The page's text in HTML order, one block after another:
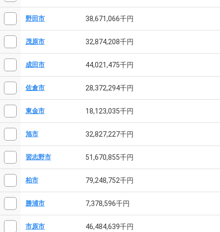
野田市 38,671,066千円
茂原市 32,874,208千円
成田市 44,021,475千円
佐倉市 28,372,294千円
東金市 18,123,035千円
旭市 32,827,227千円
習志野市 51,670,855千円
柏市 79,248,752千円
勝浦市 7,378,596千円
市原市 46,484,639千円